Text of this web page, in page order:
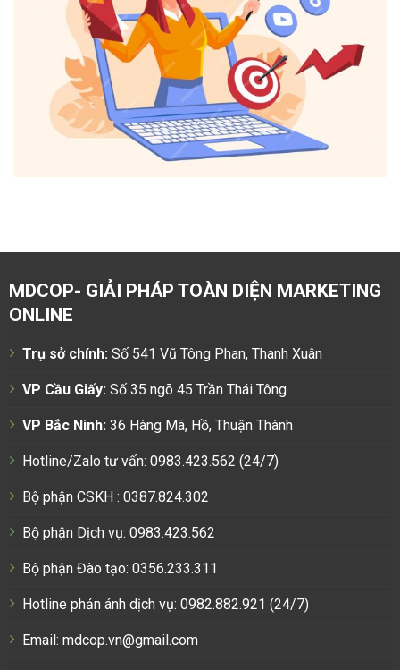
MDCOP- GIẢI PHÁP TOÀN DIỆN MARKETING
ONLINE
Trụ sở chính: Số 541 Vũ Tông Phan, Thanh Xuân
VP Cầu Giấy: Số 35 ngõ 45 Trần Thái Tông
VP Bắc Ninh: 36 Hàng Mã, Hồ, Thuận Thành
Hotline/Zalo tư vấn: 0983.423.562 (24/7)
Bộ phận CSKH : 0387.824.302
Bộ phận Dịch vụ: 0983.423.562
Bộ phận Đào tạo: 0356.233.311
Hotline phản ánh dịch vụ: 0982.882.921 (24/7)
Email: mdcop.vn@gmail.com